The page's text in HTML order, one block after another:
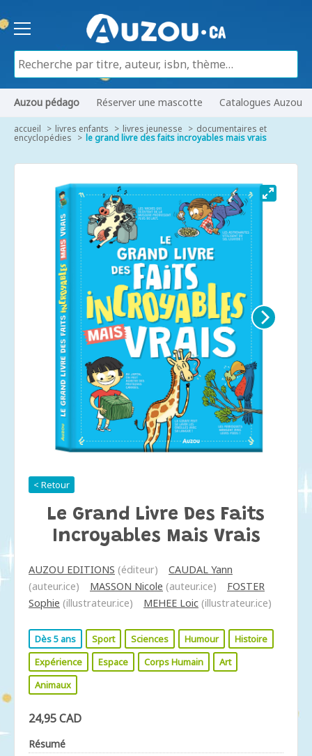
Auzou pédago Réserver une mascotte Catalogues Auzou
accueil livres enfants livres jeunesse documentaires et
encyclopédies le grand livre des faits incroyables mais vrais
< Retour
Le Grand Livre Des Faits
Incroyables Mais Vrais
AUZOU EDITIONS (éditeur)
CAUDAL Yann
(auteur.ice)
MASSON Nicole (auteur.ice)
FOSTER
Sophie (illustrateur.ice) MEHEE Loic (illustrateur.ice)
Dès 5 ans Sport Sciences Humour
Histoire
Expérience
Espace Corps Humain
Art
Animaux
24,95 CAD
Résumé